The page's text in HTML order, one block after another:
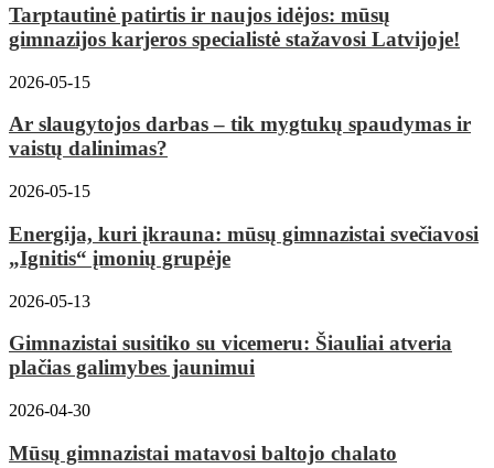
Tarptautinė patirtis ir naujos idėjos: mūsų
gimnazijos karjeros specialistė stažavosi Latvijoje!
2026-05-15
Ar slaugytojos darbas – tik mygtukų spaudymas ir
vaistų dalinimas?
2026-05-15
Energija, kuri įkrauna: mūsų gimnazistai svečiavosi
„Ignitis“ įmonių grupėje
2026-05-13
Gimnazistai susitiko su vicemeru: Šiauliai atveria
plačias galimybes jaunimui
2026-04-30
Mūsų gimnazistai matavosi baltojo chalato